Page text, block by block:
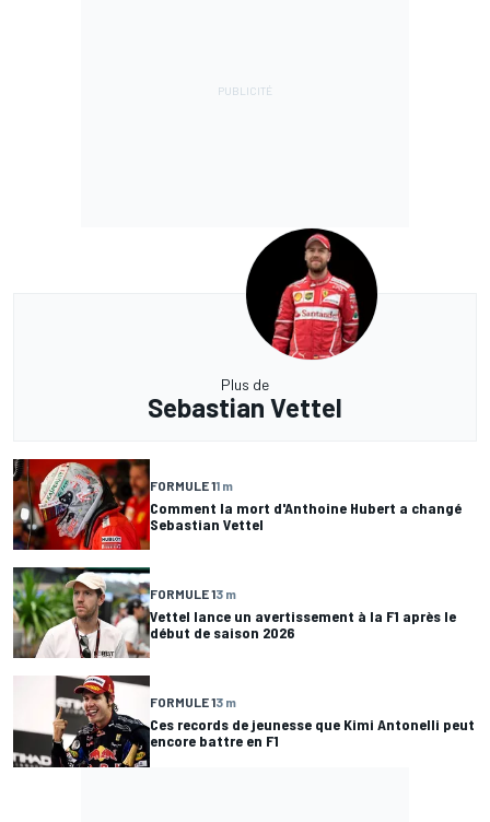
Plus de
Sebastian Vettel
FORMULE 11 m
Comment la mort d'Anthoine Hubert a changé
Sebastian Vettel
FORMULE 13 m
Vettel lance un avertissement à la F1 après le
début de saison 2026
FORMULE 13 m
Ces records de jeunesse que Kimi Antonelli peut
encore battre en F1